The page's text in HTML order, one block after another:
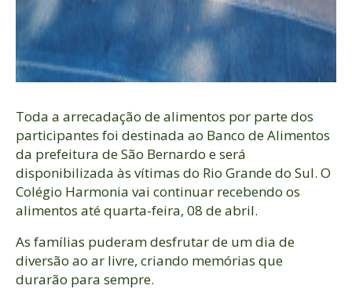
Toda a arrecadação de alimentos por parte dos
participantes foi destinada ao Banco de Alimentos
da prefeitura de São Bernardo e será
disponibilizada às vítimas do Rio Grande do Sul. O
Colégio Harmonia vai continuar recebendo os
alimentos até quarta-feira, 08 de abril.
As famílias puderam desfrutar de um dia de
diversão ao ar livre, criando memórias que
durarão para sempre.